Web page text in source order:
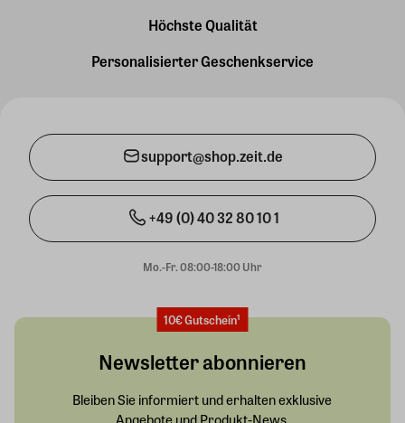
Höchste Qualität
Personalisierter Geschenkservice
support@shop.zeit.de
+49 (0) 40 32 80 10 1
Mo.-Fr. 08:00-18:00 Uhr
10€ Gutschein¹
Newsletter abonnieren
Bleiben Sie informiert und erhalten exklusive